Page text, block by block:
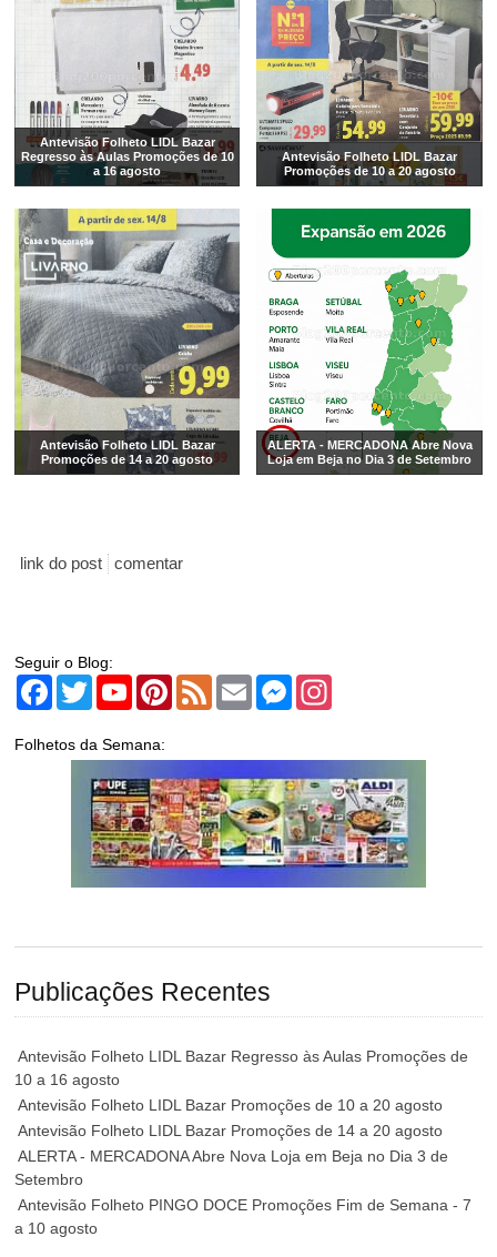
Antevisão Folheto LIDL Bazar
Regresso às Aulas Promoções de 10
a 16 agosto
Antevisão Folheto LIDL Bazar
Promoções de 10 a 20 agosto
Antevisão Folheto LIDL Bazar
Promoções de 14 a 20 agosto
ALERTA - MERCADONA Abre Nova
Loja em Beja no Dia 3 de Setembro
link do post comentar
Seguir o Blog:
Facebook
TwitterYouTubePinterest
Feed Email Messenger
Folhetos da Semana:
Publicações Recentes
Antevisão Folheto LIDL Bazar Regresso às Aulas Promoções de
10 a 16 agosto
Antevisão Folheto LIDL Bazar Promoções de 10 a 20 agosto
Antevisão Folheto LIDL Bazar Promoções de 14 a 20 agosto
ALERTA - MERCADONA Abre Nova Loja em Beja no Dia 3 de
Setembro
Antevisão Folheto PINGO DOCE Promoções Fim de Semana - 7
a 10 agosto